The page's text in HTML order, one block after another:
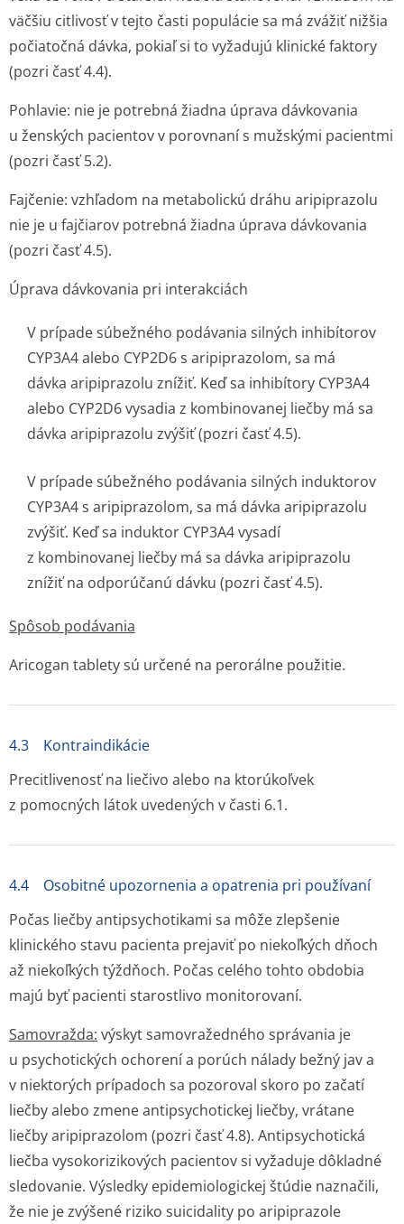
väčšiu citlivosť v tejto časti populácie sa má zvážiť nižšia
počiatočná dávka, pokiaľ si to vyžadujú klinické faktory
(pozri časť 4.4).
Pohlavie: nie je potrebná žiadna úprava dávkovania
u ženských pacientov v porovnaní s mužskými pacientmi
(pozri časť 5.2).
Fajčenie: vzhľadom na metabolickú dráhu aripiprazolu
nie je u fajčiarov potrebná žiadna úprava dávkovania
(pozri časť 4.5).
Úprava dávkovania pri interakciách
V prípade súbežného podávania silných inhibítorov
CYP3A4 alebo CYP2D6 s aripiprazolom, sa má
dávka aripiprazolu znížiť. Keď sa inhibítory CYP3A4
alebo CYP2D6 vysadia z kombinovanej liečby má sa
dávka aripiprazolu zvýšiť (pozri časť 4.5).
V prípade súbežného podávania silných induktorov
CYP3A4 s aripiprazolom, sa má dávka aripiprazolu
zvýšiť. Keď sa induktor CYP3A4 vysadí
z kombinovanej liečby má sa dávka aripiprazolu
znížiť na odporúčanú dávku (pozri časť 4.5).
Spôsob podávania
Aricogan tablety sú určené na perorálne použitie.
4.3 Kontraindikácie
Precitlivenosť na liečivo alebo na ktorúkoľvek
z pomocných látok uvedených v časti 6.1.
4.4 Osobitné upozornenia a opatrenia pri používaní
Počas liečby antipsychotikami sa môže zlepšenie
klinického stavu pacienta prejaviť po niekoľkých dňoch
až niekoľkých týždňoch. Počas celého tohto obdobia
majú byť pacienti starostlivo monitorovaní.
Samovražda: výskyt samovražedného správania je
u psychotických ochorení a porúch nálady bežný jav a
v niektorých prípadoch sa pozoroval skoro po začatí
liečby alebo zmene antipsychotickej liečby, vrátane
liečby aripiprazolom (pozri časť 4.8). Antipsychotická
liečba vysokorizikových pacientov si vyžaduje dôkladné
sledovanie. Výsledky epidemiologickej štúdie naznačili,
že nie je zvýšené riziko suicidality po aripiprazole